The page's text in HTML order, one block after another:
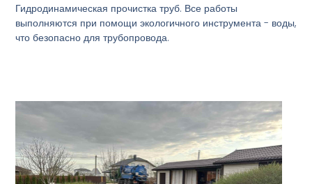
Гидродинамическая прочистка труб. Все работы
выполняются при помощи экологичного инструмента - воды,
что безопасно для трубопровода.